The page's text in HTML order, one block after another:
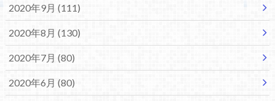
2020年9月 (111)
2020年8月 (130)
2020年7月 (80)
2020年6月 (80)